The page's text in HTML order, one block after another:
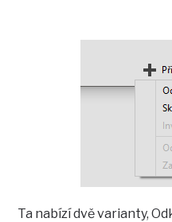
Ta nabízí dvě varianty,